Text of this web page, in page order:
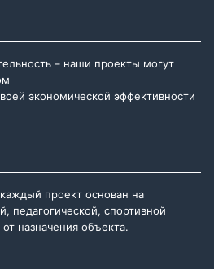
– наши проекты могут
экономической эффективности
проект основан на
педагогической, спортивной
назначения объекта.